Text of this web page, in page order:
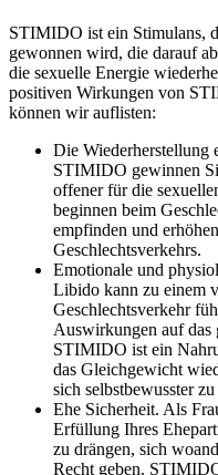
STIMIDO ist ein Stimulans,
gewonnen wird, die darauf
die sexuelle Energie
positiven Wirkungen von
können wir auflisten:
Die Wiederherstellung
STIMIDO gewinnen
offener für die
beginnen beim
empfinden und
Geschlechtsverkehrs.
Emotionale und
Libido kann zu einem
Geschlechtsverkehr
Auswirkungen auf das
STIMIDO ist ein
das Gleichgewicht
sich selbstbewusster
Ehe Sicherheit. Als
Erfüllung Ihres
zu drängen, sich
Recht geben.